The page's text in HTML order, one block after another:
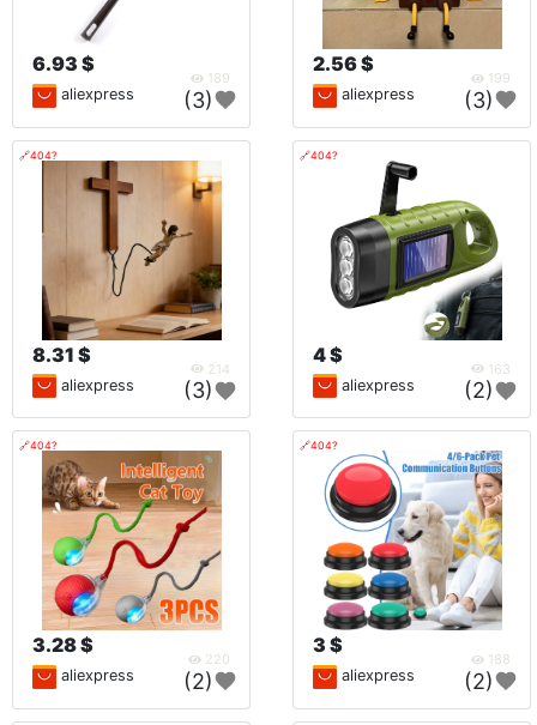
6.93 $
189
aliexpress (3)
2.56 $
199
aliexpress (3)
🔗404?
8.31 $
214
aliexpress (3)
🔗404?
4 $
163
aliexpress (2)
🔗404?
3.28 $
220
aliexpress (2)
🔗404?
3 $
188
aliexpress (2)